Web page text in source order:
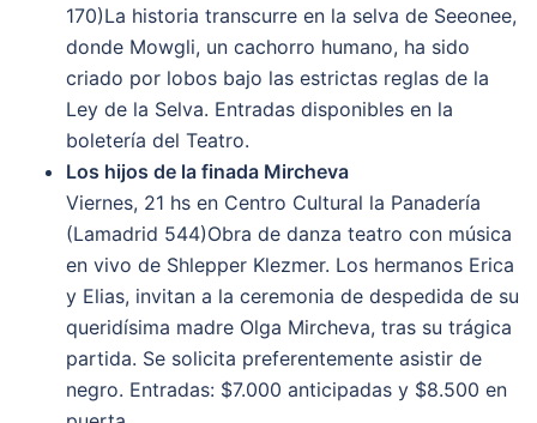
170)La historia transcurre en la selva de Seeonee,
donde Mowgli, un cachorro humano, ha sido
criado por lobos bajo las estrictas reglas de la
Ley de la Selva. Entradas disponibles en la
boletería del Teatro.
Los hijos de la finada Mircheva
Viernes, 21 hs en Centro Cultural la Panadería
(Lamadrid 544)Obra de danza teatro con música
en vivo de Shlepper Klezmer. Los hermanos Erica
y Elias, invitan a la ceremonia de despedida de su
queridísima madre Olga Mircheva, tras su trágica
partida. Se solicita preferentemente asistir de
negro. Entradas: $7.000 anticipadas y $8.500 en